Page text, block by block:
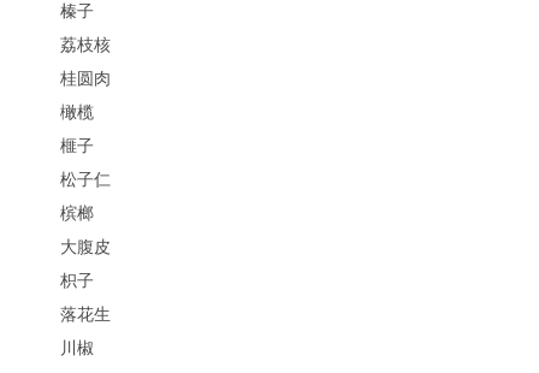
榛子
荔枝核
桂圆肉
橄榄
榧子
松子仁
槟榔
大腹皮
枳子
落花生
川椒